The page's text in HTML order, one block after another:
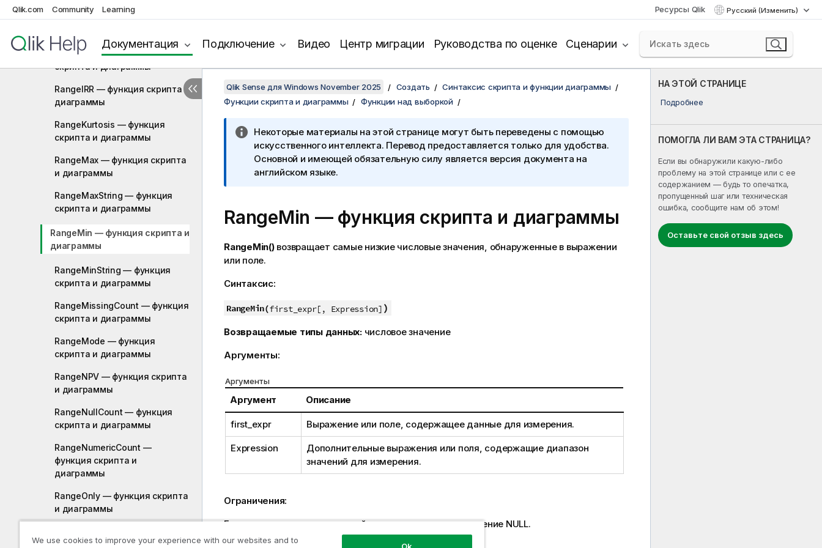
Qlik.com Community Learning Ресурсы Qlik Русский (Изменить)
Документация Подключение Видео Центр миграции Руководства по оценке Сценарии
RangeCount — функция
RangeFractile — функция
скриптa и диаграммы
RangeIRR — функция скриптa и
диаграммы
RangeKurtosis — функция
скриптa и диаграммы
RangeMax — функция скриптa
и диаграммы
RangeMaxString — функция
скриптa и диаграммы
RangeMin — функция скриптa и
диаграммы
RangeMinString — функция
скриптa и диаграммы
RangeMissingCount — функция
скриптa и диаграммы
RangeMode — функция
скриптa и диаграммы
RangeNPV — функция скриптa
и диаграммы
RangeNullCount — функция
скриптa и диаграммы
RangeNumericCount —
функция скриптa и
диаграммы
RangeOnly — функция скриптa
и диаграммы
скриптa и диаграммы
НА ЭТОЙ СТРАНИЦЕ
Подробнее
ПОМОГЛА ЛИ ВАМ ЭТА СТРАНИЦА?
Если вы обнаружили какую-либо
проблему на этой странице или с ее
содержанием — будь то опечатка,
пропущенный шаг или техническая
ошибка, сообщите нам об этом!
Оставьте свой отзыв здесь
Qlik Sense для Windows November 2025 Создать
Синтаксис скрипта и функции диаграммы
Функции скрипта и диаграммы
Функции над выборкой
Некоторые материалы на этой странице могут быть переведены с помощью
искусственного интеллекта. Перевод предоставляется только для удобства.
Основной и имеющей обязательную силу является версия документа на
английском языке.
RangeMin — функция скриптa и диаграммы
RangeMin()возвращает самые низкие числовые значения, обнаруженные в выражении
или поле.
Синтаксис:
RangeMin(first_expr[, Expression] )
Возвращаемые типы данных: числовое значение
Аргументы:
Аргументы
Аргумент Описание
first_expr Выражение или поле, содержащее данные для измерения.
Expression
Дополнительные выражения или поля, содержащие диапазон
значений для измерения.
Ограничения:
Если числовые значения не найдены, возвращается значение NULL.
We use cookies to improve your experience with our websites and to